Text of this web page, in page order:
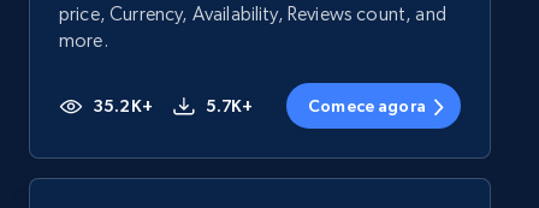
price, Currency, Availability, Reviews count, and
more.
35.2K+ 5.7K+ Comece agora